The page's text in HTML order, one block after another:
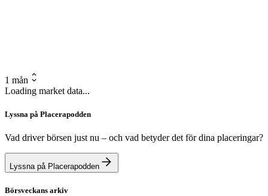
1 mån
Loading market data...
Lyssna på Placerapodden
Vad driver börsen just nu – och vad betyder det för dina placeringar?
Lyssna på Placerapodden
Börsveckans arkiv